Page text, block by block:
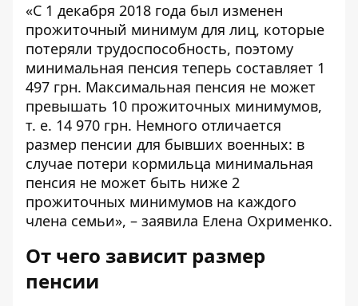
«С 1 декабря 2018 года был изменен
прожиточный минимум для лиц, которые
потеряли трудоспособность, поэтому
минимальная пенсия теперь составляет 1
497 грн. Максимальная пенсия не может
превышать 10 прожиточных минимумов,
т. е. 14 970 грн. Немного отличается
размер пенсии для бывших военных: в
случае потери кормильца минимальная
пенсия не может быть ниже 2
прожиточных минимумов на каждого
члена семьи», – заявила Елена Охрименко.
От чего зависит размер
пенсии